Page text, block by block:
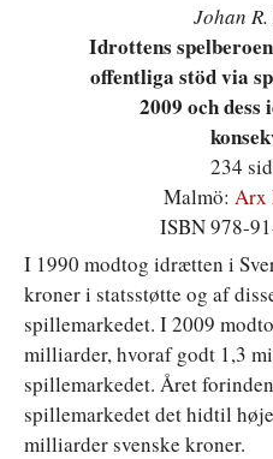
Johan
Idrottens
offentliga stöd via
2009 och
234
Malmö: Arx
ISBN 978-
I 1990 modtog idrætten i
kroner i statsstøtte og af
spillemarkedet. I 2009
milliarder, hvoraf godt 1,3
spillemarkedet. Året
spillemarkedet det hidtil
milliarder svenske kroner.